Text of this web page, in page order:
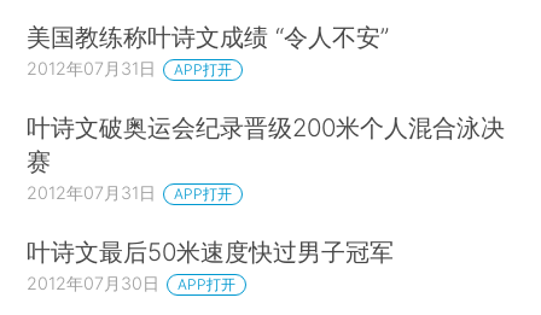
美国教练称叶诗文成绩 “令人不安”
2012年07月31日 APP打开
叶诗文破奥运会纪录晋级200米个人混合泳决
赛
2012年07月31日 APP打开
叶诗文最后50米速度快过男子冠军
2012年07月30日 APP打开